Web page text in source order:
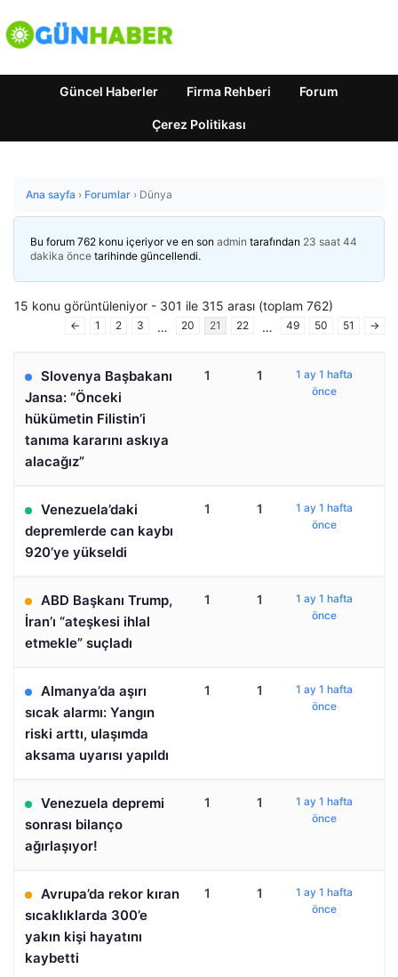
Güncel Haberler Firma Rehberi Forum
Çerez Politikası
Ana sayfa › Forumlar › Dünya
Bu forum 762 konu içeriyor ve en son admin tarafından 23 saat 44
dakika önce tarihinde güncellendi.
15 konu görüntüleniyor - 301 ile 315 arası (toplam 762)
← 1 2 3 … 20 21 22 … 49 50 51 →
Slovenya Başbakanı
Jansa: “Önceki
hükümetin Filistin’i
tanıma kararını askıya
alacağız”
1 1
1 ay 1 hafta
önce
Venezuela’daki
depremlerde can kaybı
920’ye yükseldi
1 1
1 ay 1 hafta
önce
ABD Başkanı Trump,
İran’ı “ateşkesi ihlal
etmekle” suçladı
1 1
1 ay 1 hafta
önce
Almanya’da aşırı
sıcak alarmı: Yangın
riski arttı, ulaşımda
aksama uyarısı yapıldı
1 1
1 ay 1 hafta
önce
Venezuela depremi
sonrası bilanço
ağırlaşıyor!
1 1
1 ay 1 hafta
önce
Avrupa’da rekor kıran
sıcaklıklarda 300’e
yakın kişi hayatını
kaybetti
1 1
1 ay 1 hafta
önce